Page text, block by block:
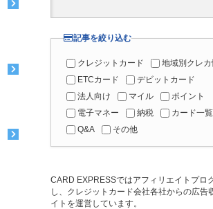
記事を絞り込む
クレジットカード
地域別クレカ
ETCカード
デビットカード
法人向け
マイル
ポイント
電子マネー
納税
カード一覧
Q&A
その他
CARD EXPRESSではアフィリエイトプロ
し、クレジットカード会社各社からの広告
イトを運営しています。